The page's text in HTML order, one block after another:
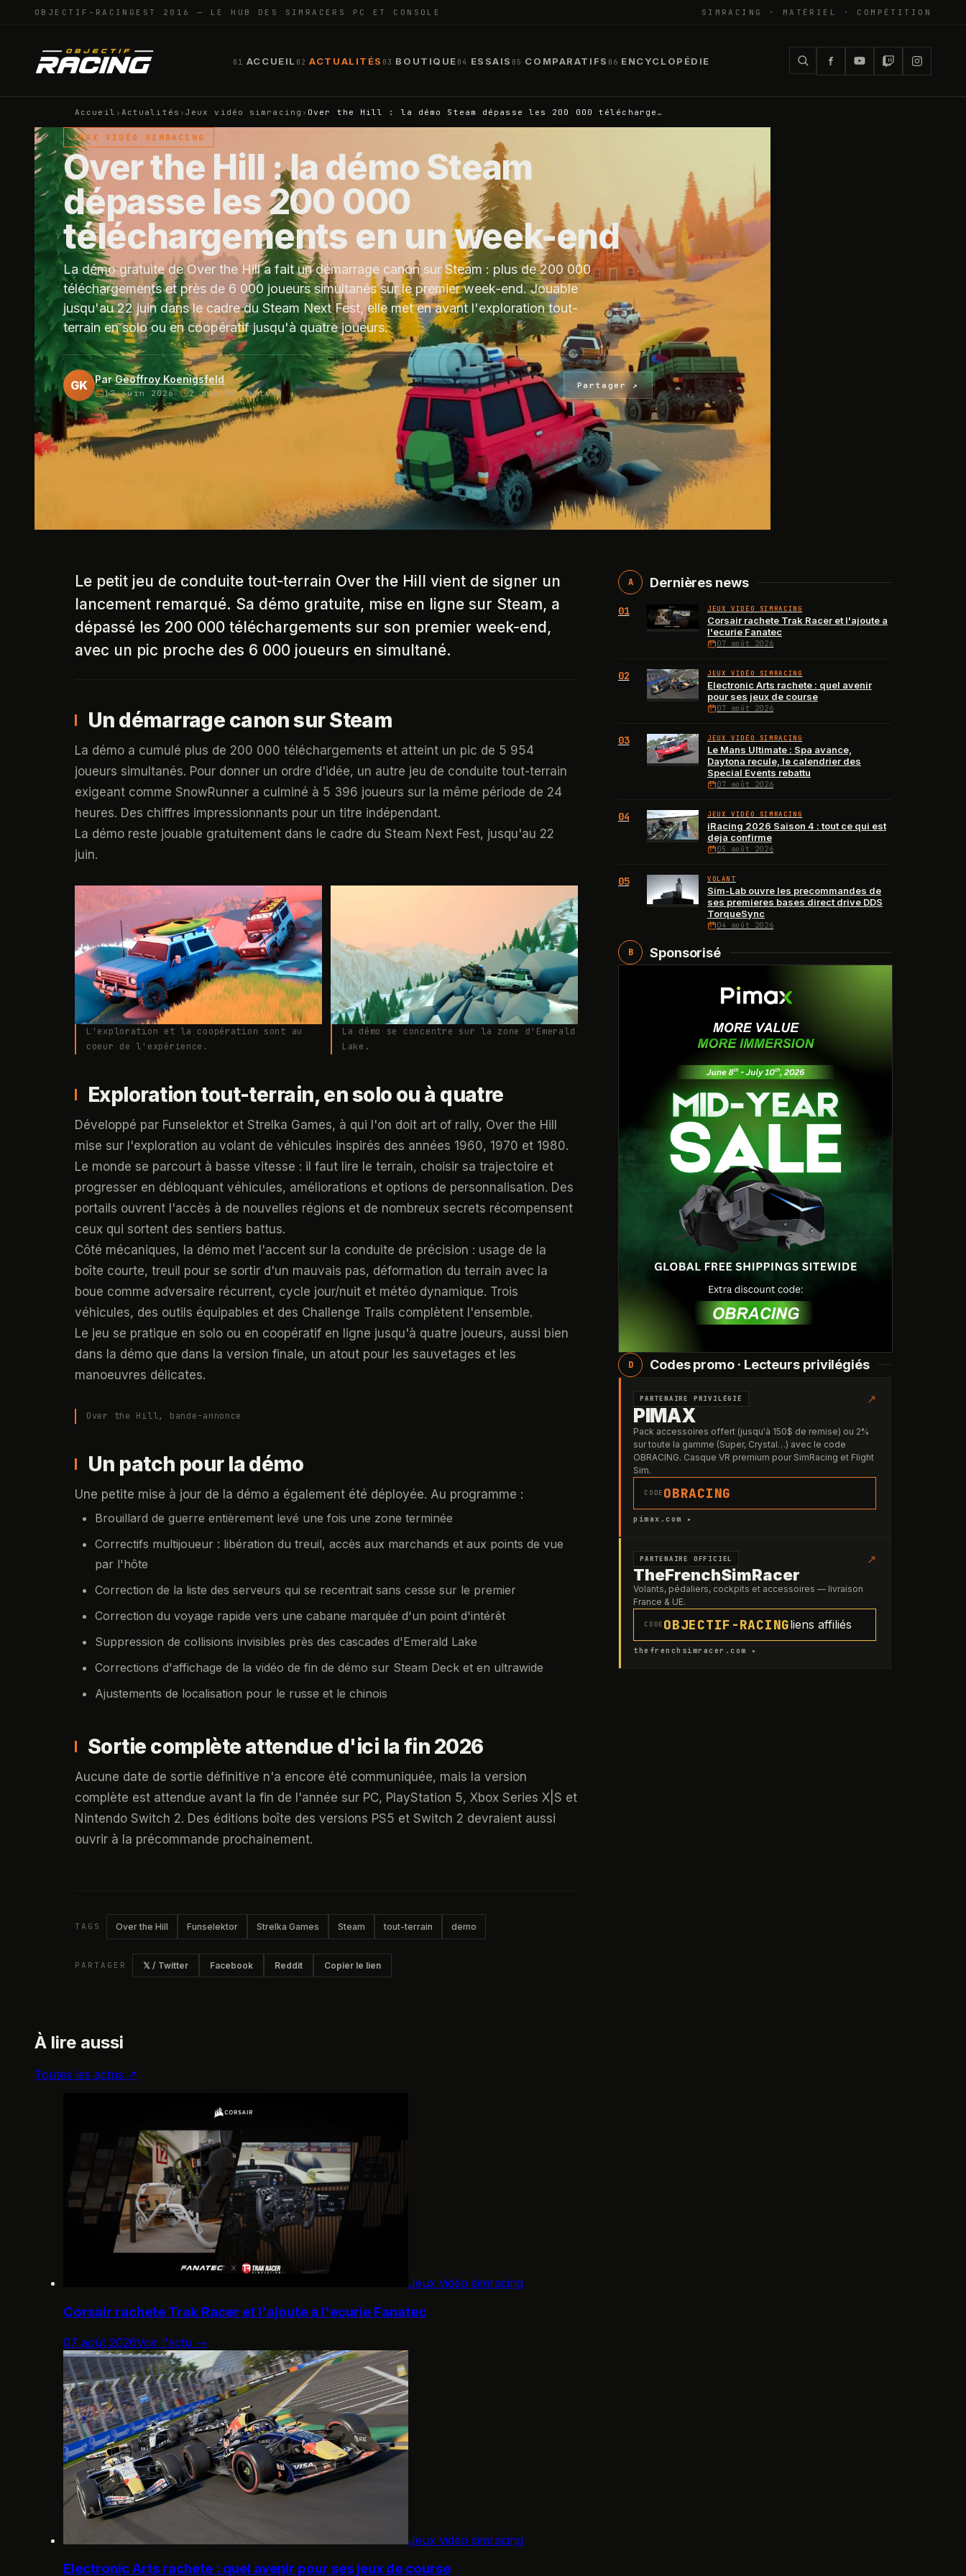
OBJECTIF-RACING EST 2016 — LE HUB DES SIMRACERS PC ET CONSOLE SIMRACING · MATÉRIEL · COMPÉTITION
01 ACCUEIL 02 ACTUALITÉS 03 BOUTIQUE 04 ESSAIS 05 COMPARATIFS 06 ENCYCLOPÉDIE
Accueil › Actualités › Jeux vidéo simracing › Over the Hill : la démo Steam dépasse les 200 000 télécharge…
JEUX VIDÉO SIMRACING
Over the Hill : la démo Steam
dépasse les 200 000
téléchargements en un week-end
La démo gratuite de Over the Hill a fait un démarrage canon sur Steam : plus de 200 000
téléchargements et près de 6 000 joueurs simultanés sur le premier week-end. Jouable
jusqu'au 22 juin dans le cadre du Steam Next Fest, elle met en avant l'exploration tout-
terrain en solo ou en coopératif jusqu'à quatre joueurs.
GK Par Geoffroy Koenigsfeld
17 juin 2026· 2 minde lecture
Partager ↗
Le petit jeu de conduite tout-terrain Over the Hill vient de signer un
lancement remarqué. Sa démo gratuite, mise en ligne sur Steam, a
dépassé les 200 000 téléchargements sur son premier week-end,
avec un pic proche des 6 000 joueurs en simultané.
Un démarrage canon sur Steam
La démo a cumulé plus de 200 000 téléchargements et atteint un pic de 5 954
joueurs simultanés. Pour donner un ordre d'idée, un autre jeu de conduite tout-terrain
exigeant comme SnowRunner a culminé à 5 396 joueurs sur la même période de 24
heures. Des chiffres impressionnants pour un titre indépendant.
La démo reste jouable gratuitement dans le cadre du Steam Next Fest, jusqu'au 22
juin.
L'exploration et la coopération sont au
coeur de l'expérience.
La démo se concentre sur la zone d'Emerald
Lake.
Exploration tout-terrain, en solo ou à quatre
Développé par Funselektor et Strelka Games, à qui l'on doit art of rally, Over the Hill
mise sur l'exploration au volant de véhicules inspirés des années 1960, 1970 et 1980.
Le monde se parcourt à basse vitesse : il faut lire le terrain, choisir sa trajectoire et
progresser en débloquant véhicules, améliorations et options de personnalisation. Des
portails ouvrent l'accès à de nouvelles régions et de nombreux secrets récompensent
ceux qui sortent des sentiers battus.
Côté mécaniques, la démo met l'accent sur la conduite de précision : usage de la
boîte courte, treuil pour se sortir d'un mauvais pas, déformation du terrain avec la
boue comme adversaire récurrent, cycle jour/nuit et météo dynamique. Trois
véhicules, des outils équipables et des Challenge Trails complètent l'ensemble.
Le jeu se pratique en solo ou en coopératif en ligne jusqu'à quatre joueurs, aussi bien
dans la démo que dans la version finale, un atout pour les sauvetages et les
manoeuvres délicates.
Over the Hill, bande-annonce
Un patch pour la démo
Une petite mise à jour de la démo a également été déployée. Au programme :
Brouillard de guerre entièrement levé une fois une zone terminée
Correctifs multijoueur : libération du treuil, accès aux marchands et aux points de vue
par l'hôte
Correction de la liste des serveurs qui se recentrait sans cesse sur le premier
Correction du voyage rapide vers une cabane marquée d'un point d'intérêt
Suppression de collisions invisibles près des cascades d'Emerald Lake
Corrections d'affichage de la vidéo de fin de démo sur Steam Deck et en ultrawide
Ajustements de localisation pour le russe et le chinois
Sortie complète attendue d'ici la fin 2026
Aucune date de sortie définitive n'a encore été communiquée, mais la version
complète est attendue avant la fin de l'année sur PC, PlayStation 5, Xbox Series X|S et
Nintendo Switch 2. Des éditions boîte des versions PS5 et Switch 2 devraient aussi
ouvrir à la précommande prochainement.
TAGS Over the Hill Funselektor Strelka Games Steam tout-terrain demo
PARTAGER 𝕏 / Twitter Facebook Reddit Copier le lien
A Dernières news
01 JEUX VIDÉO SIMRACING
Corsair rachete Trak Racer et l'ajoute a
l'ecurie Fanatec
07 août 2026
02 JEUX VIDÉO SIMRACING
Electronic Arts rachete : quel avenir
pour ses jeux de course
07 août 2026
03 JEUX VIDÉO SIMRACING
Le Mans Ultimate : Spa avance,
Daytona recule, le calendrier des
Special Events rebattu
07 août 2026
04 JEUX VIDÉO SIMRACING
iRacing 2026 Saison 4 : tout ce qui est
deja confirme
05 août 2026
05 VOLANT
Sim-Lab ouvre les precommandes de
ses premieres bases direct drive DDS
TorqueSync
04 août 2026
B Sponsorisé
D Codes promo · Lecteurs privilégiés
PARTENAIRE PRIVILÉGIÉ ↗
PIMAX
Pack accessoires offert (jusqu'à 150$ de remise) ou 2%
sur toute la gamme (Super, Crystal…) avec le code
OBRACING. Casque VR premium pour SimRacing et Flight
Sim.
CODE OBRACING
pimax.com ▸
PARTENAIRE OFFICIEL ↗
TheFrenchSimRacer
Volants, pédaliers, cockpits et accessoires — livraison
France & UE.
CODE OBJECTIF-RACINGliens affiliés
thefrenchsimracer.com ▸
À lire aussi
Toutes les actus ↗
Jeux vidéo simracing
Corsair rachete Trak Racer et l'ajoute a l'ecurie Fanatec
07 août 2026Voir l'actu →
Jeux vidéo simracing
Electronic Arts rachete : quel avenir pour ses jeux de course